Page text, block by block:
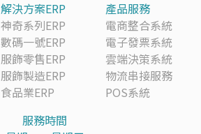
解決方案ERP
神奇系列ERP
數碼一號ERP
服飾零售ERP
服飾製造ERP
食品業ERP
產品服務
電商整合系統
電子發票系統
雲端決策系統
物流串接服務
POS系統
服務時間